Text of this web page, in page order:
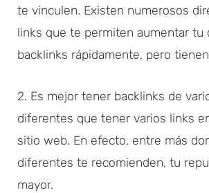
te vinculen. Existen numerosos
links que te permiten aumentar tu
backlinks rápidamente, pero
2. Es mejor tener backlinks de
diferentes que tener varios links
sitio web. En efecto, entre más
diferentes te recomienden, tu
mayor.